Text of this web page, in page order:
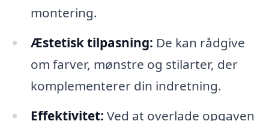
montering.
Æstetisk tilpasning: De kan rådgive
om farver, mønstre og stilarter, der
komplementerer din indretning.
Effektivitet: Ved at overlade opgaven